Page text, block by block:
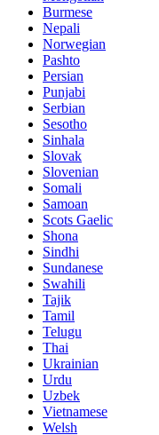
Burmese
Nepali
Norwegian
Pashto
Persian
Punjabi
Serbian
Sesotho
Sinhala
Slovak
Slovenian
Somali
Samoan
Scots Gaelic
Shona
Sindhi
Sundanese
Swahili
Tajik
Tamil
Telugu
Thai
Ukrainian
Urdu
Uzbek
Vietnamese
Welsh